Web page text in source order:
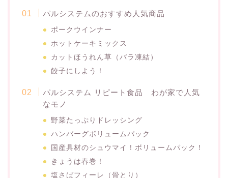
パルシステムのおすすめ人気商品
ポークウインナー
ホットケーキミックス
カットほうれん草（バラ凍結）
餃子にしよう！
パルシステム リピート食品 わが家で人気
なモノ
野菜たっぷりドレッシング
ハンバーグボリュームパック
国産具材のシュウマイ！ボリュームパック！
きょうは春巻！
塩さばフィーレ（骨とり）